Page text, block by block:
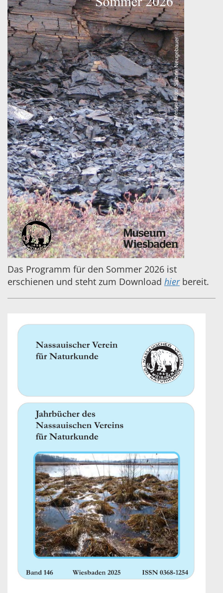
Das Programm für den Sommer 2026 ist
erschienen und steht zum Download hierbereit.